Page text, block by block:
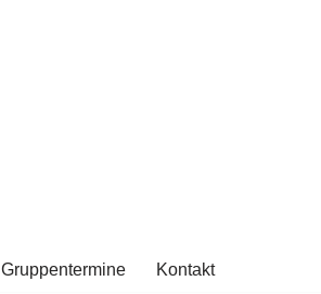
Gruppentermine Kontakt